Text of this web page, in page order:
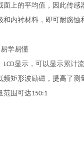
上的平均值，因此传
内衬材料，即可耐腐蚀
学易懂
LCD显示，可以显示累计
矩形波励磁，提高了测
范围可达150:1